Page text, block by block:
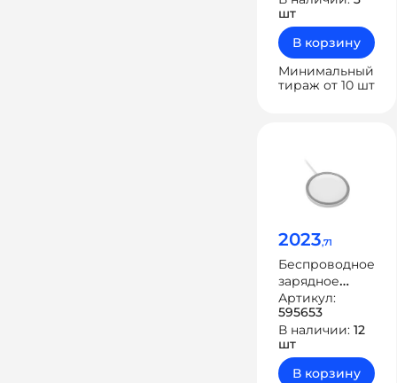
шт
В корзину
Минимальный
тираж от 10 шт
2023,71
Беспроводное
зарядное
устройство
«NEO
Magneto»
Артикул:
595653
В наличии: 12
шт
В корзину